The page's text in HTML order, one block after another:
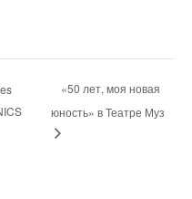
«50 лет, моя новая
юность» в Театре Муз